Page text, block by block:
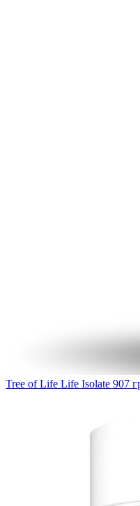
Tree of Life Life Isolate 907